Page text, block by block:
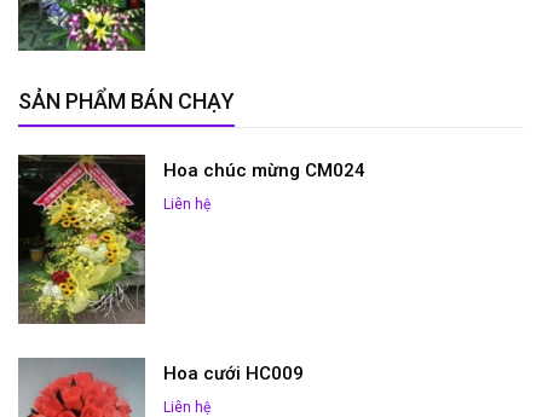
SẢN PHẨM BÁN CHẠY
Hoa chúc mừng CM024
Liên hệ
Hoa cưới HC009
Liên hệ